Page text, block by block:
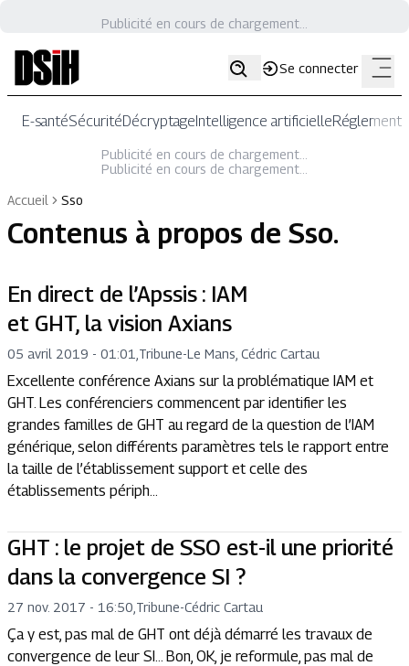
Publicité en cours de chargement...
Se connecter
E-santéSécuritéDécryptageIntelligence artificielle
Publicité en cours de chargement...
Publicité en cours de chargement...
Accueil
Sso
Contenus à propos de Sso.
En direct de l’Apssis : IAM
et GHT, la vision Axians
05 avril 2019 - 01:01 Tribune-Le Mans, Cédric Cartau
Excellente conférence Axians sur la problématique IAM et
GHT. Les conférenciers commencent par identifier les
grandes familles de GHT au regard de la question de l’IAM
générique, selon différents paramètres tels le rapport entre
la taille de l’établissement support et celle des
établissements périph...
GHT : le projet de SSO est-il une priorité
dans la convergence SI ?
27 nov. 2017 - 16:50 Tribune-Cédric Cartau
Ça y est, pas mal de GHT ont déjà démarré les travaux de
convergence de leur SI… Bon, OK, je reformule, pas mal de